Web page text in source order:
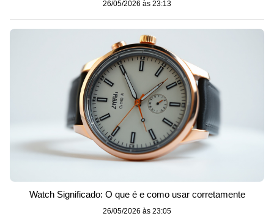
26/05/2026 às 23:13
Watch Significado: O que é e como usar corretamente
26/05/2026 às 23:05